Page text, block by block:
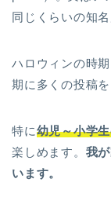
同じくらいの知名
ハロウィンの時
期に多くの投稿を
特に幼児～小学
楽しめます。 我
います。